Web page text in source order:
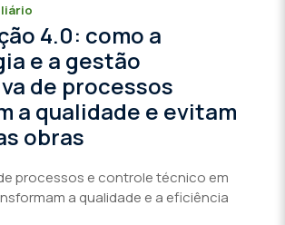
4.0: como a
e a gestão
de processos
a qualidade e evitam
obras
processos e controle técnico em
a qualidade e a eficiência